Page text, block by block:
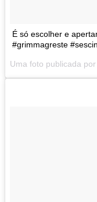
É só escolher e
#grimmagreste
Uma foto publicada